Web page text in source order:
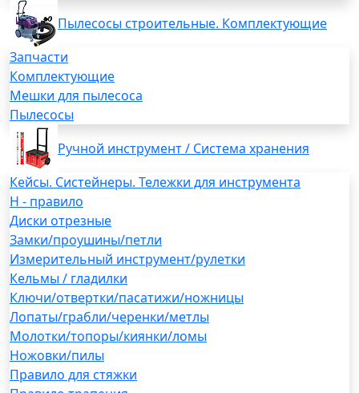
Пылесосы строительные. Комплектующие
Запчасти
Комплектующие
Мешки для пылесоса
Пылесосы
Ручной инструмент / Система хранения
Кейсы. Систейнеры. Тележки для инструмента
H - правило
Диски отрезные
Замки/проушины/петли
Измерительный инструмент/рулетки
Кельмы / гладилки
Ключи/отвертки/пасатижи/ножницы
Лопаты/грабли/черенки/метлы
Молотки/топоры/киянки/ломы
Ножовки/пилы
Правило для стяжки